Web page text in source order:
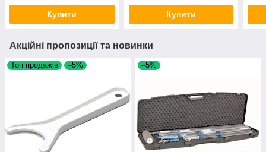
Купити Купити
Акційні пропозиції та новинки
Топ продажів –5% –5%